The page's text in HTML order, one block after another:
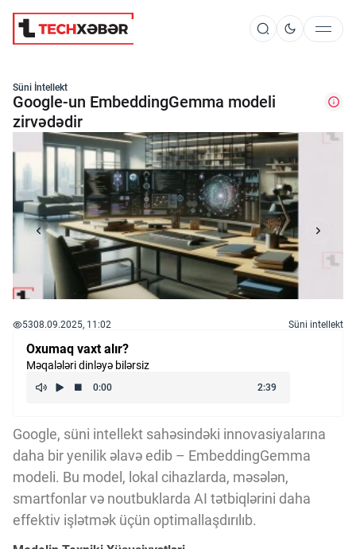
Süni İntellekt
Elm və Kosmos
Texnoloji İnkişaf
İnnovasiya və Startaplar
Robot və Cihazlar
Kriptovalyuta
ÇƏRƏZLƏR SİYASƏTİ
İSTIFADƏ ŞƏRTLƏRİ
Süni İntellekt
Google-un EmbeddingGemma modeli
zirvədədir
5308.09.2025, 11:02 Süni intellekt
Oxumaq vaxt alır?
Məqalələri dinləyə bilərsiz
Google, süni intellekt sahəsindəki innovasiyalarına
daha bir yenilik əlavə edib – EmbeddingGemma
modeli. Bu model, lokal cihazlarda, məsələn,
smartfonlar və noutbuklarda AI tətbiqlərini daha
effektiv işlətmək üçün optimallaşdırılıb.